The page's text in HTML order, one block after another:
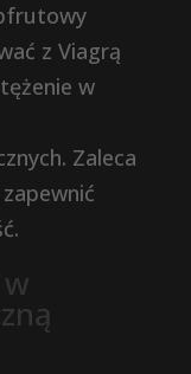
z Viagrą
w
Zaleca